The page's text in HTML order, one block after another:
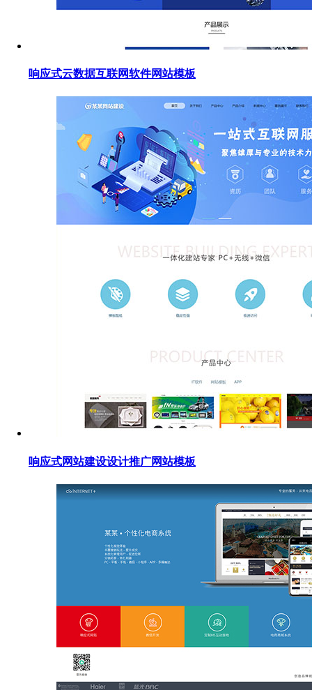
响应式云数据互联网软件网站模板
响应式网站建设设计推广网站模板